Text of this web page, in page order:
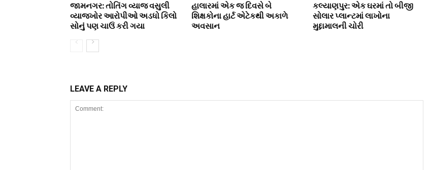
જામનગર: તોતિંગ વ્યાજ વસુલી
વ્યાજખોર આરોપીઓ અડધો કિલો
સોનું પણ ચાઉં કરી ગયા
હાલારમાં એક જ દિવસે બે
શિક્ષકોના હાર્ટ એટેકથી અકાળે
અવસાન
કલ્યાણપુર: એક ઘરમાં તો બીજી
સોલાર પ્લાન્ટમાં લાખોના
મુદ્દામાલની ચોરી
LEAVE A REPLY